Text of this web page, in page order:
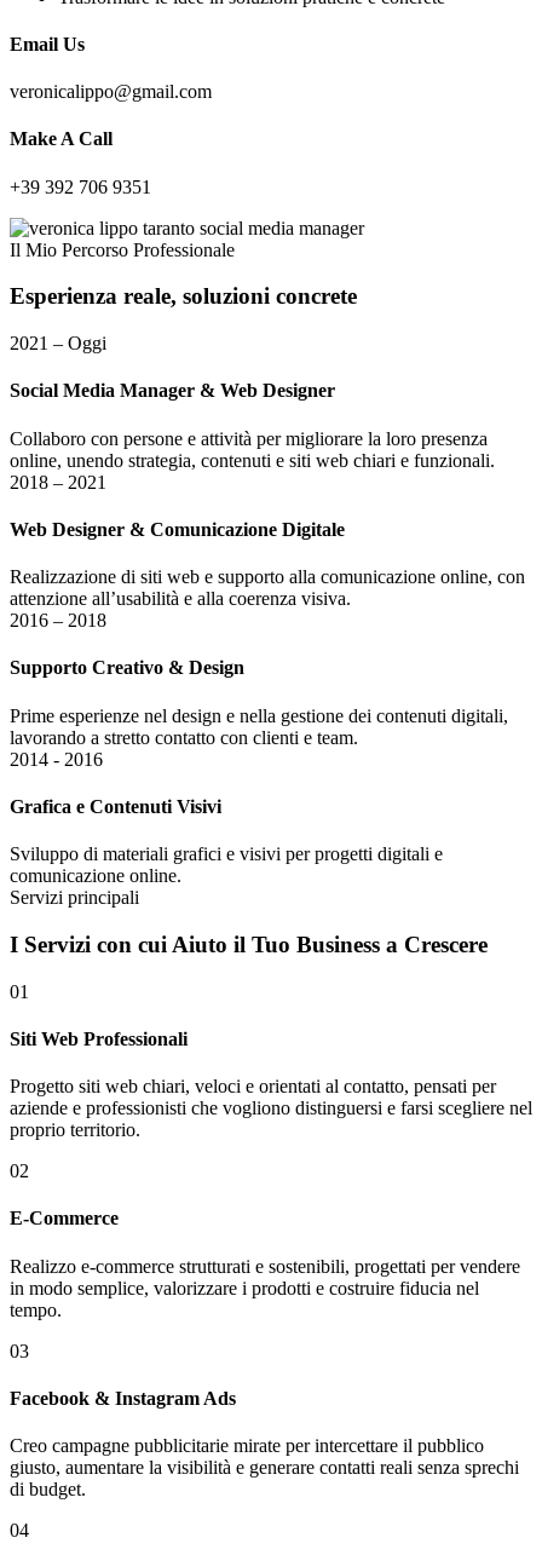
Email Us
veronicalippo@gmail.com
Make A Call
+39 392 706 9351
Il Mio Percorso Professionale
Esperienza reale, soluzioni concrete
2021 – Oggi
Social Media Manager & Web Designer
Collaboro con persone e attività per migliorare la loro presenza
online, unendo strategia, contenuti e siti web chiari e funzionali.
2018 – 2021
Web Designer & Comunicazione Digitale
Realizzazione di siti web e supporto alla comunicazione online, con
attenzione all’usabilità e alla coerenza visiva.
2016 – 2018
Supporto Creativo & Design
Prime esperienze nel design e nella gestione dei contenuti digitali,
lavorando a stretto contatto con clienti e team.
2014 - 2016
Grafica e Contenuti Visivi
Sviluppo di materiali grafici e visivi per progetti digitali e
comunicazione online.
Servizi principali
I Servizi con cui Aiuto il Tuo Business a Crescere
01
Siti Web Professionali
Progetto siti web chiari, veloci e orientati al contatto, pensati per
aziende e professionisti che vogliono distinguersi e farsi scegliere nel
proprio territorio.
02
E-Commerce
Realizzo e-commerce strutturati e sostenibili, progettati per vendere
in modo semplice, valorizzare i prodotti e costruire fiducia nel
tempo.
03
Facebook & Instagram Ads
Creo campagne pubblicitarie mirate per intercettare il pubblico
giusto, aumentare la visibilità e generare contatti reali senza sprechi
di budget.
04